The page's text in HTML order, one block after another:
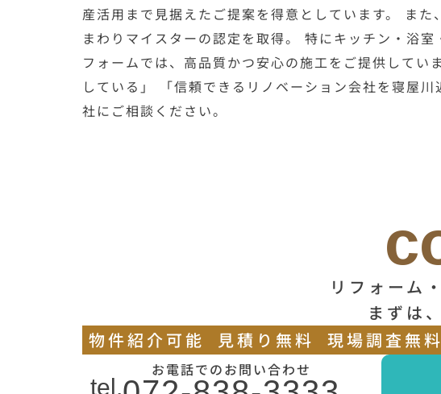
産活用まで見据えたご提案を得意としています。 ま
まわりマイスターの認定を取得。 特にキッチン・浴
フォームでは、高品質かつ安心の施工をご提供してい
している」 「信頼できるリノベーション会社を寝屋
社にご相談ください。
リフォーム
まずは
物件紹介可能
見積り無料 現場調査無料
お電話でのお問い合わせ
tel.